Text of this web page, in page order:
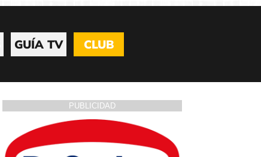
GUÍA TV CLUB
PUBLICIDAD